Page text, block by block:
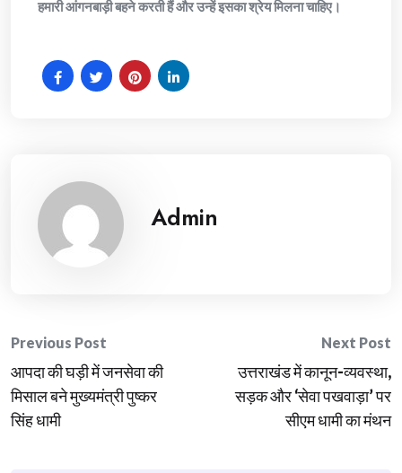
हमारी आंगनबाड़ी बहने करती हैं और उन्हें इसका श्रेय मिलना चाहिए।
Admin
Post
navigation
Previous Post
आपदा की घड़ी में जनसेवा की
मिसाल बने मुख्यमंत्री पुष्कर
सिंह धामी
Next Post
उत्तराखंड में कानून-व्यवस्था,
सड़क और ‘सेवा पखवाड़ा’ पर
सीएम धामी का मंथन